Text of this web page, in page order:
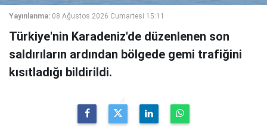
Yayınlanma: 08 Ağustos 2026 Cumartesi 15:11
Türkiye'nin Karadeniz'de düzenlenen son
saldırıların ardından bölgede gemi trafiğini
kısıtladığı bildirildi.